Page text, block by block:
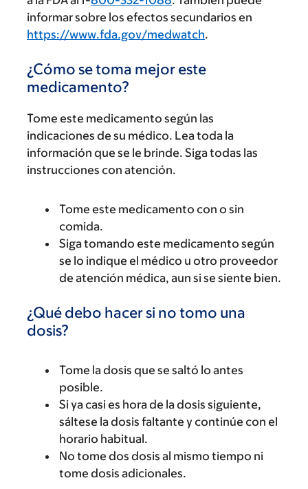
informar sobre los efectos secundarios en
https://www.fda.gov/medwatch.
¿Cómo se toma mejor este
medicamento?
Tome este medicamento según las
indicaciones de su médico. Lea toda la
información que se le brinde. Siga todas las
instrucciones con atención.
Tome este medicamento con o sin
comida.
Siga tomando este medicamento según
se lo indique el médico u otro proveedor
de atención médica, aun si se siente bien.
¿Qué debo hacer si no tomo una
dosis?
Tome la dosis que se saltó lo antes
posible.
Si ya casi es hora de la dosis siguiente,
sáltese la dosis faltante y continúe con el
horario habitual.
No tome dos dosis al mismo tiempo ni
tome dosis adicionales.